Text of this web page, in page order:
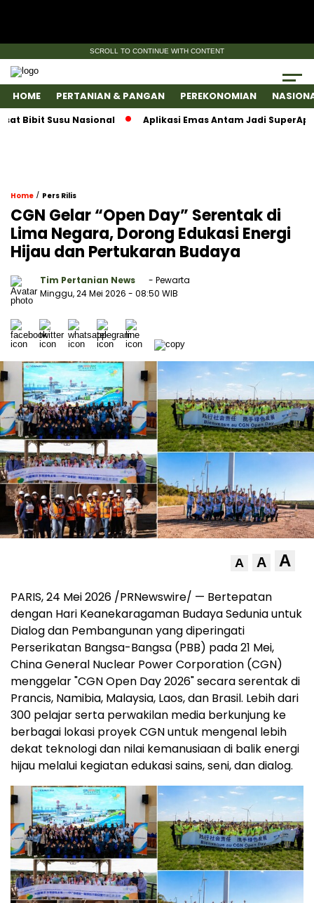
SCROLL TO CONTINUE WITH CONTENT
HOME PERTANIAN & PANGAN PEREKONOMIAN
Susu Nasional Aplikasi Emas Antam Jadi SuperApps,
Home / Pers Rilis
CGN Gelar “Open Day” Serentak di
Lima Negara, Dorong Edukasi Energi
Hijau dan Pertukaran Budaya
Tim Pertanian News
- Pewarta
Minggu, 24 Mei 2026 - 08:50 WIB
A A A
PARIS, 24 Mei 2026 /PRNewswire/ — Bertepatan
dengan Hari Keanekaragaman Budaya Sedunia untuk
Dialog dan Pembangunan yang diperingati
Perserikatan Bangsa-Bangsa (PBB) pada 21 Mei,
China General Nuclear Power Corporation (CGN)
menggelar "CGN Open Day 2026" secara serentak di
Prancis, Namibia, Malaysia, Laos, dan Brasil. Lebih dari
300 pelajar serta perwakilan media berkunjung ke
berbagai lokasi proyek CGN untuk mengenal lebih
dekat teknologi dan nilai kemanusiaan di balik energi
hijau melalui kegiatan edukasi sains, seni, dan dialog.